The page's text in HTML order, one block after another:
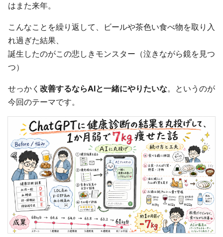
はまた来年。
こんなことを繰り返して、ビールや茶色い食べ物を取り入
れ過ぎた結果、
誕生したのがこの悲しきモンスター（泣きながら鏡を見つ
つ）
せっかく 改善するならAIと一緒にやりたいな。というのが
今回のテーマです。